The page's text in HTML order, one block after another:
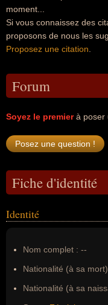
moment...
Si vous connaissez des
proposons de nous les
Proposez une citation
Forum
Soyez le premierà poser
Fiche d'identité
Identité
Nom complet : --
Nationalité (à sa
Nationalité (à sa